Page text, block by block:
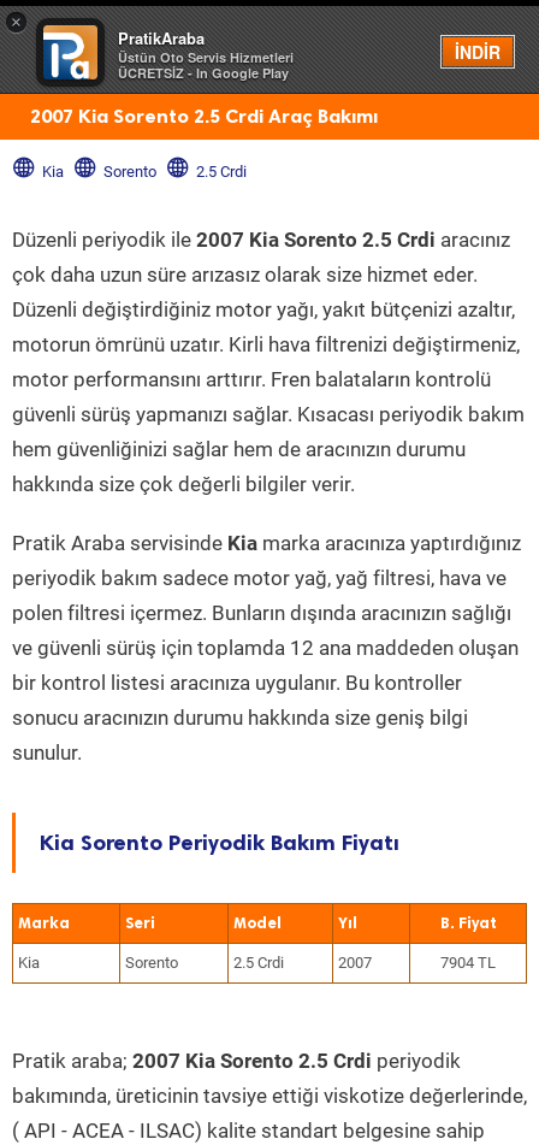
×
PratikAraba
Üstün Oto Servis Hizmetleri
ÜCRETSİZ - In Google Play
İNDİR
Menü
2007 Kia Sorento 2.5 Crdi Araç Bakımı
Kia Sorento 2.5 Crdi
Düzenli periyodik ile 2007 Kia Sorento 2.5 Crdi aracınız
çok daha uzun süre arızasız olarak size hizmet eder.
Düzenli değiştirdiğiniz motor yağı, yakıt bütçenizi azaltır,
motorun ömrünü uzatır. Kirli hava filtrenizi değiştirmeniz,
motor performansını arttırır. Fren balataların kontrolü
güvenli sürüş yapmanızı sağlar. Kısacası periyodik bakım
hem güvenliğinizi sağlar hem de aracınızın durumu
hakkında size çok değerli bilgiler verir.
Pratik Araba servisinde Kia marka aracınıza yaptırdığınız
periyodik bakım sadece motor yağ, yağ filtresi, hava ve
polen filtresi içermez. Bunların dışında aracınızın sağlığı
ve güvenli sürüş için toplamda 12 ana maddeden oluşan
bir kontrol listesi aracınıza uygulanır. Bu kontroller
sonucu aracınızın durumu hakkında size geniş bilgi
sunulur.
Kia Sorento Periyodik Bakım Fiyatı
Marka Seri Model Yıl
Kia Sorento 2.5 Crdi 2007 7904 TL
Pratik araba; 2007 Kia Sorento 2.5 Crdi periyodik
bakımında, üreticinin tavsiye ettiği viskotize değerlerinde,
( API - ACEA - ILSAC) kalite standart belgesine sahip